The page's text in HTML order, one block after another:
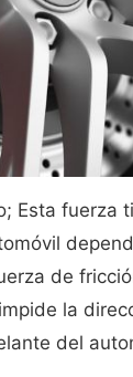
Esta fuerza
de
la
del